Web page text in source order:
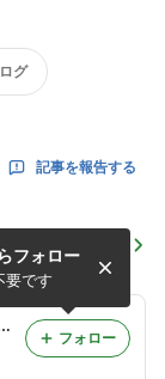
グ
記事を報告する
ニンニクを収穫
♪なにか面白いことないかな？
フォロー
要です
フォロー